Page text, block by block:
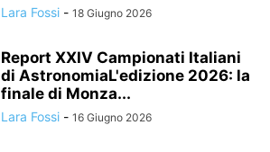
Lara Fossi - 18 Giugno 2026
Report XXIV Campionati Italiani
di AstronomiaL'edizione 2026: la
finale di Monza...
Lara Fossi - 16 Giugno 2026